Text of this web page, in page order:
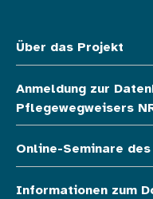
Über das Projekt
Anmeldung zur
Pflegewegweisers
Online-Seminare
Informationen zum